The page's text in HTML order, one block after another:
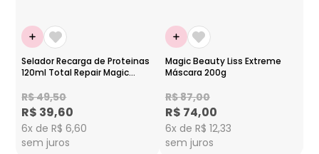
Selador Recarga de Proteinas
120ml Total Repair Magic
R$ 49,50
R$ 39,60
6x de R$ 6,60
sem juros
Magic Beauty Liss Extreme
Máscara 200g
R$ 87,00
R$ 74,00
6x de R$ 12,33
sem juros